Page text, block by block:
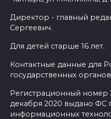
Директор - главный
Сергеевич.
Для детей старше 16 лет.
Контактные данные для
государственных
Регистрационный
декабря 2020 выдано ФС
информационных